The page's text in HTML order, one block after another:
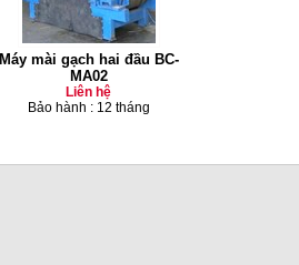
Máy mài gạch hai đầu BC-
MA02
Liên hệ
Bảo hành : 12 tháng